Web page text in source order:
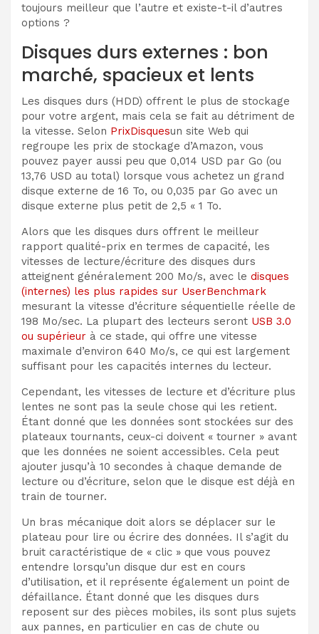
toujours meilleur que l’autre et existe-t-il d’autres
options ?
Disques durs externes : bon
marché, spacieux et lents
Les disques durs (HDD) offrent le plus de stockage
pour votre argent, mais cela se fait au détriment de
la vitesse. Selon PrixDisquesun site Web qui
regroupe les prix de stockage d’Amazon, vous
pouvez payer aussi peu que 0,014 USD par Go (ou
13,76 USD au total) lorsque vous achetez un grand
disque externe de 16 To, ou 0,035 par Go avec un
disque externe plus petit de 2,5 « 1 To.
Alors que les disques durs offrent le meilleur
rapport qualité-prix en termes de capacité, les
vitesses de lecture/écriture des disques durs
atteignent généralement 200 Mo/s, avec le disques
(internes) les plus rapides sur UserBenchmark
mesurant la vitesse d’écriture séquentielle réelle de
198 Mo/sec. La plupart des lecteurs seront USB 3.0
ou supérieur à ce stade, qui offre une vitesse
maximale d’environ 640 Mo/s, ce qui est largement
suffisant pour les capacités internes du lecteur.
Cependant, les vitesses de lecture et d’écriture plus
lentes ne sont pas la seule chose qui les retient.
Étant donné que les données sont stockées sur des
plateaux tournants, ceux-ci doivent « tourner » avant
que les données ne soient accessibles. Cela peut
ajouter jusqu’à 10 secondes à chaque demande de
lecture ou d’écriture, selon que le disque est déjà en
train de tourner.
Un bras mécanique doit alors se déplacer sur le
plateau pour lire ou écrire des données. Il s’agit du
bruit caractéristique de « clic » que vous pouvez
entendre lorsqu’un disque dur est en cours
d’utilisation, et il représente également un point de
défaillance. Étant donné que les disques durs
reposent sur des pièces mobiles, ils sont plus sujets
aux pannes, en particulier en cas de chute ou